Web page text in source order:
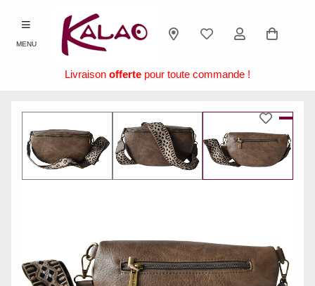
MENU
Livraison offerte pour toute commande !